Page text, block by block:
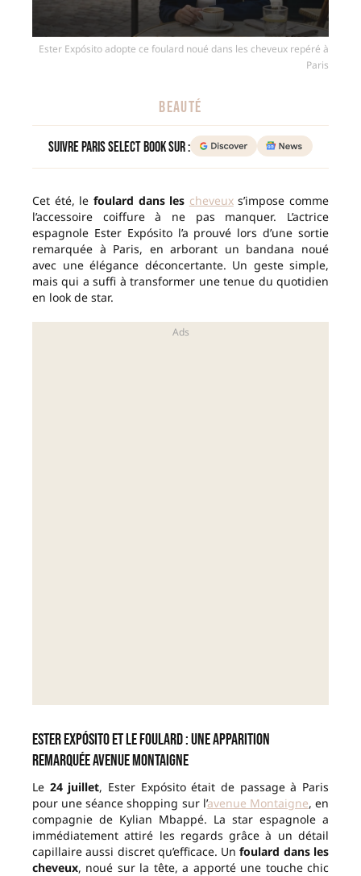
Ester Expósito adopte ce foulard noué dans les cheveux repéré à
Paris
BEAUTÉ
Suivre Paris Select Book sur :
Cet été, le foulard dans les cheveuxs’impose comme
l’accessoire coiffure à ne pas manquer. L’actrice
espagnole Ester Expósito l’a prouvé lors d’une sortie
remarquée à Paris, en arborant un bandana noué
avec une élégance déconcertante. Un geste simple,
mais qui a suffi à transformer une tenue du quotidien
en look de star.
Ester Expósito et le foulard : une apparition
remarquée avenue Montaigne
Le 24 juillet, Ester Expósito était de passage à Paris
pour une séance shopping sur l’avenue Montaigne, en
compagnie de Kylian Mbappé. La star espagnole a
immédiatement attiré les regards grâce à un détail
capillaire aussi discret qu’efficace. Unfoulard dans les
cheveux, noué sur la tête, a apporté une touche chic